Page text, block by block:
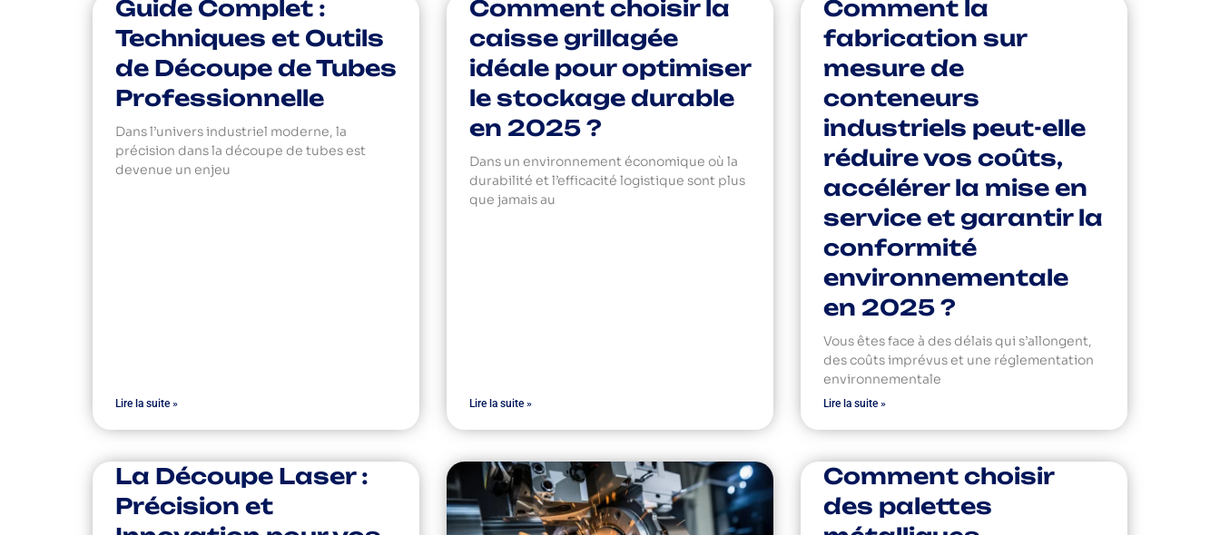
Guide Complet :
Techniques et Outils
de Découpe de Tubes
Professionnelle
Dans l’univers industriel moderne, la
précision dans la découpe de tubes est
devenue un enjeu
Lire la suite »
Comment choisir la
caisse grillagée
idéale pour optimiser
le stockage durable
en 2025 ?
Dans un environnement économique où la
durabilité et l’efficacité logistique sont plus
que jamais au
Lire la suite »
Comment la
fabrication sur
mesure de
conteneurs
industriels peut-elle
réduire vos coûts,
accélérer la mise en
service et garantir la
conformité
environnementale
en 2025 ?
Vous êtes face à des délais qui s’allongent,
des coûts imprévus et une réglementation
environnementale
Lire la suite »
La Découpe Laser :
Précision et
Comment choisir
des palettes